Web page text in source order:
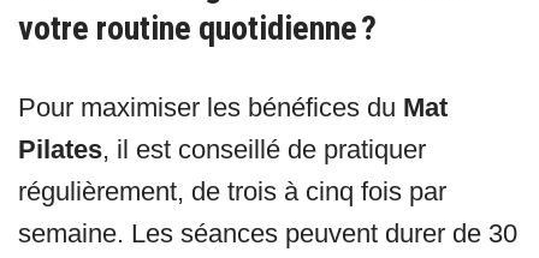
votre routine quotidienne ?
Pour maximiser les bénéfices du Mat
Pilates, il est conseillé de pratiquer
régulièrement, de trois à cinq fois par
semaine. Les séances peuvent durer de 30